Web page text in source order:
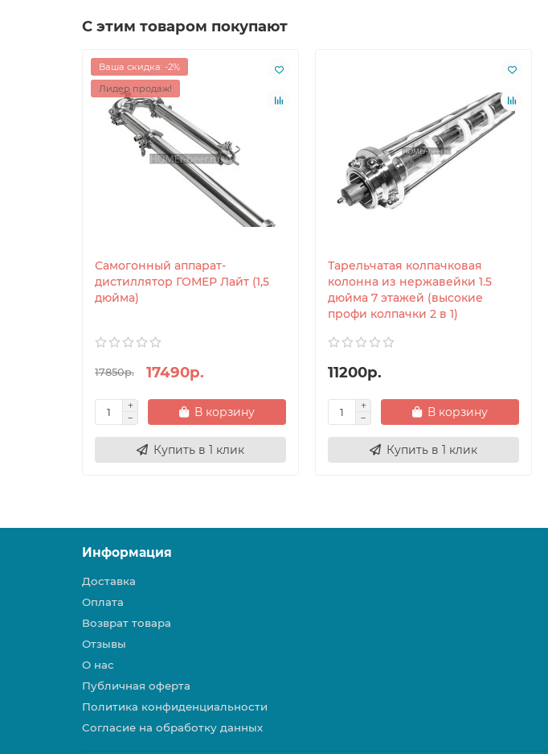
С этим товаром покупают
Ваша скидка: -2%
Лидер продаж!
Самогонный аппарат-
дистиллятор ГОМЕР Лайт (1,5
дюйма)
17850р. 17490р.
В корзину
Купить в 1 клик
Тарельчатая колпачковая
колонна из нержавейки 1.5
дюйма 7 этажей (высокие
профи колпачки 2 в 1)
11200р.
В корзину
Купить в 1 клик
Информация
Доставка
Оплата
Возврат товара
Отзывы
О нас
Публичная оферта
Политика конфиденциальности
Согласие на обработку данных